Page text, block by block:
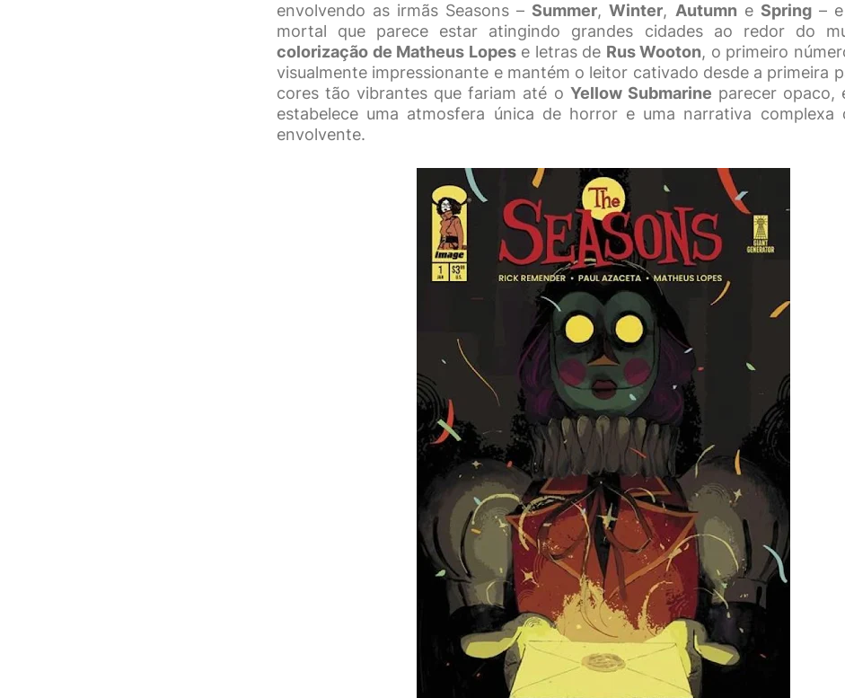
envolvendo as irmãs Seasons –Summer,Winter, Autumn e Spring– e
mortal que parece estar atingindo grandes cidades ao redor do
colorização de Matheus Lopese letras de Rus Wooton, o primeiro
visualmente impressionante e mantém o leitor cativado desde a primeira
cores tão vibrantes que fariam até o Yellow Submarine parecer opaco,
estabelece uma atmosfera única de horror e uma narrativa complexa
envolvente.